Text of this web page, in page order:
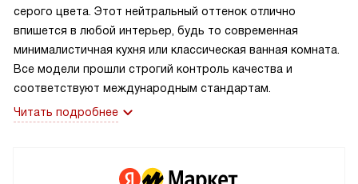
серого цвета. Этот нейтральный оттенок отлично
впишется в любой интерьер, будь то современная
минималистичная кухня или классическая ванная комната.
Все модели прошли строгий контроль качества и
соответствуют международным стандартам.
Читать подробнее